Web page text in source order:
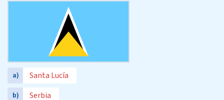
a) Santa Lucía
b) Serbia